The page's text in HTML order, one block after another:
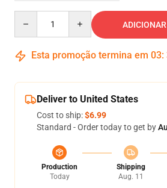
Esta promoção termina em 03:
Deliver to United States
Cost to ship:$6.99
Standard - Order today to get by
Production
Today
Shipping
Aug. 11